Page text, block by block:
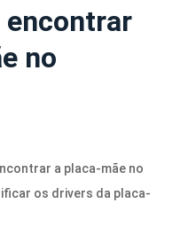
encontrar
no
a placa-mãe no
os drivers da placa-